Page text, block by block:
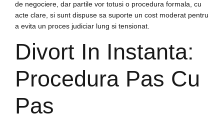
de negociere, dar partile vor totusi o procedura formala, cu
acte clare, si sunt dispuse sa suporte un cost moderat pentru
a evita un proces judiciar lung si tensionat.
Divort In Instanta:
Procedura Pas Cu
Pas